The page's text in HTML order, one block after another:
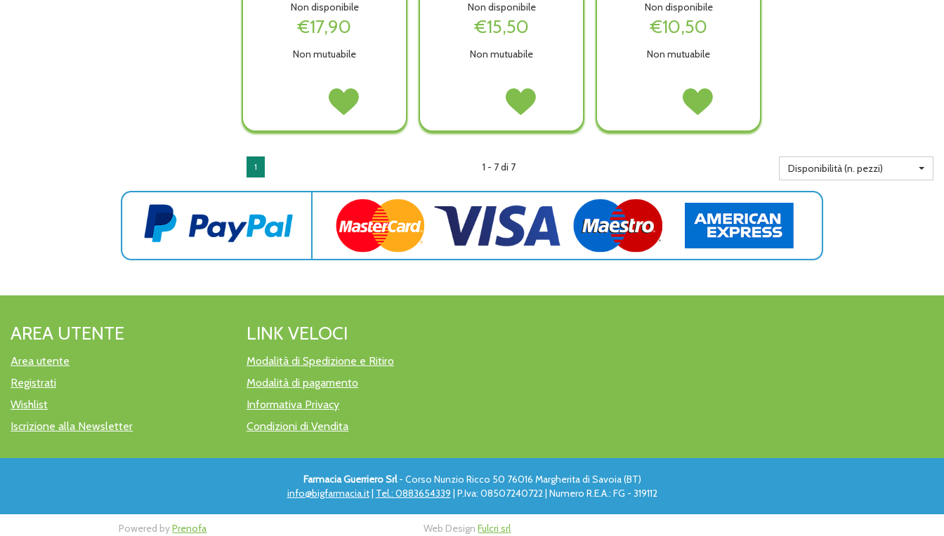
Non disponibile
€17,90
Non mutuabile
LACTOFLORENE
è
Acquista LACTOFLORENE
PLUS
wishlist
Non disponibile
€15,50
Non mutuabile
BIMBOVIT
è
Acquista BIMBOVIT
PLUS
wishlist
Non disponibile
€10,50
Non mutuabile
disponibile
Acquista FLOXIN
8CPS alla
1 1 - 7 di 7 Disponibilità (n. pezzi)
AREA UTENTE
Area utente
Registrati
Wishlist
Iscrizione alla Newsletter
LINK VELOCI
Modalità di Spedizione e Ritiro
Modalità di pagamento
Informativa Privacy
Condizioni di Vendita
Farmacia Guerriero Srl- Corso Nunzio Ricco 50 76016 Margherita di Savoia (BT)
info@bigfarmacia.it| Tel.: 0883654339 | P.Iva: 08507240722 | Numero R.E.A.: FG - 319112
Powered byPrenofa Web DesignFulcri srl